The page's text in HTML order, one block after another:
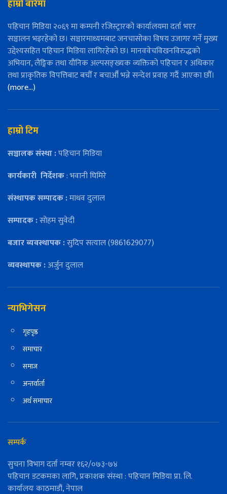
हाम्रो बारेमा
पहिचान मिडिया २०६९ मा कम्पनी रजिस्ट्रारको कार्यालयमा दर्ता भएर
सञ्चालन भइरहेको छ। सञ्चारमाध्यमबाट जनचासोका विषय उजागर गर्ने मुख्य
उद्देश्यसहित पहिचान मिडिया लागिरहेको छ। मानववेचविखनविरुद्धको
अभियान, लैङ्गिक तथा यौनिक अल्पसङ्ख्यक व्यक्तिको पहिचान र अधिकार
तथा प्राकृतिक विपत्तिबाट बचौँ र बचाऔँ भन्ने सन्देश प्रवाह गर्दै आएका छौँ।
(more…)
हाम्रो टिम
सञ्चालक संस्था :पहिचान मिडिया
कार्यकारी निर्देशक: भवानी घिमिरे
संस्थापक सम्पादक :माधव दुलाल
सम्पादक :सोहम सुवेदी
बजार ब्यवस्थापक :सुदिप सत्याल (9861629077)
व्यवस्थापक :अर्जुन दुलाल
न्याभिगेसन
गृहपृष्ठ
समाचार
समाज
अन्तर्वार्ता
अर्थ समाचार
सम्पर्क
सुचना विभाग दर्ता नम्वर १६२/०७३-७४
पहिचान डटकमका लागि, प्रकाशक संस्था : पहिचान मिडिया प्रा. लि.
कार्यालयः काठमाडौं, नेपाल